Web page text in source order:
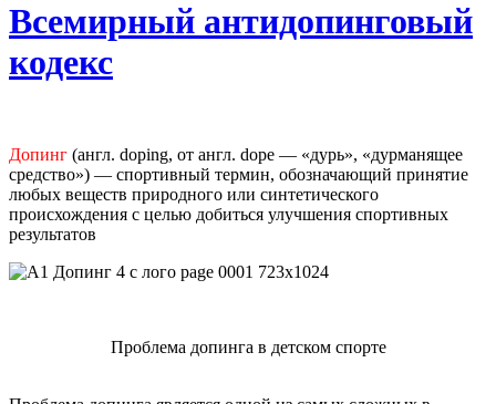
Всемирный антидопинговый
кодекс
Допинг (англ. doping, от англ. dope — «дурь», «дурманящее
средство») — спортивный термин, обозначающий принятие
любых веществ природного или синтетического
происхождения с целью добиться улучшения спортивных
результатов
Проблема допинга в детском спорте